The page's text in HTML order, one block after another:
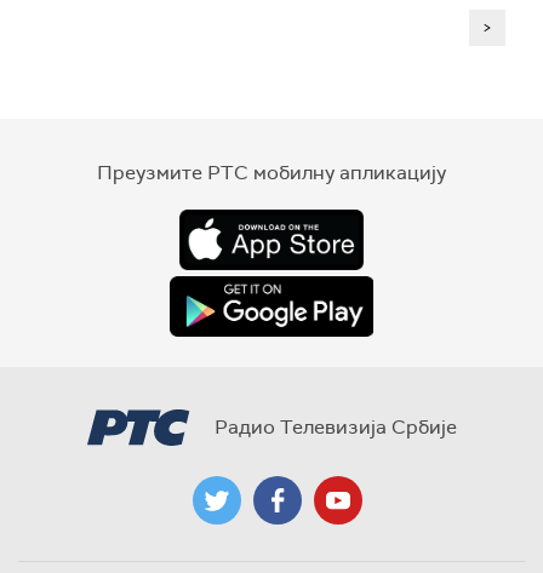
>
Преузмите РТС мобилну апликацију
Радио Телевизија Србије